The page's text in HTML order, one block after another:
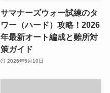
サマナーズウォー試練のタ
ワー（ハード）攻略！2026
年最新オート編成と難所対
策ガイド
2026年5月10日